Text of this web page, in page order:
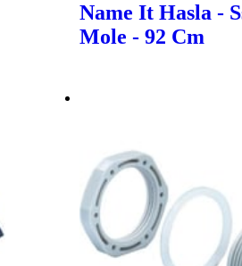
Name It Hasla -
Mole - 92 Cm